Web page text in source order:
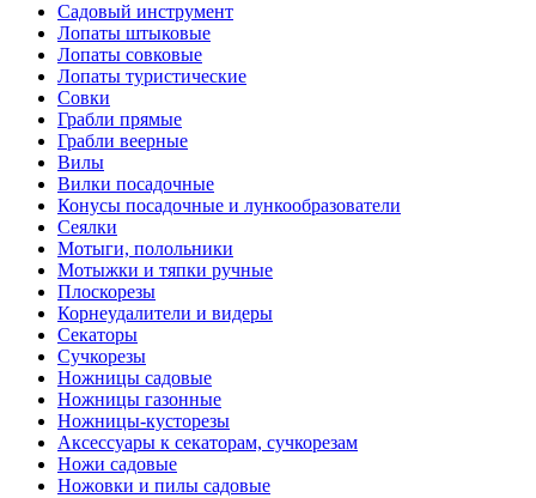
Садовый инструмент
Лопаты штыковые
Лопаты совковые
Лопаты туристические
Совки
Грабли прямые
Грабли веерные
Вилы
Вилки посадочные
Конусы посадочные и лункообразователи
Сеялки
Мотыги, полольники
Мотыжки и тяпки ручные
Плоскорезы
Корнеудалители и видеры
Секаторы
Сучкорезы
Ножницы садовые
Ножницы газонные
Ножницы-кусторезы
Аксессуары к секаторам, сучкорезам
Ножи садовые
Ножовки и пилы садовые